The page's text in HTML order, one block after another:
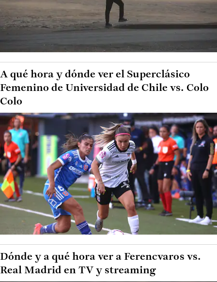
A qué hora y dónde ver el Superclásico
Femenino de Universidad de Chile vs. Colo
Colo
Dónde y a qué hora ver a Ferencvaros vs.
Real Madrid en TV y streaming